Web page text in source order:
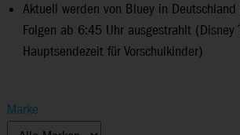
Aktuell werden von Bluey in
Folgen ab 6:45 Uhr ausgestrahlt
Hauptsendezeit für Vorschulkinder)
Marke